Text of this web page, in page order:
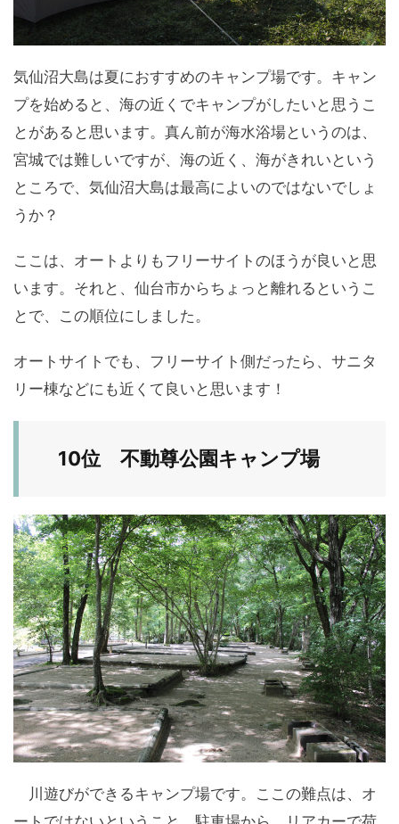
気仙沼大島は夏におすすめのキャンプ場です。キャン
プを始めると、海の近くでキャンプがしたいと思うこ
とがあると思います。真ん前が海水浴場というのは、
宮城では難しいですが、海の近く、海がきれいという
ところで、気仙沼大島は最高によいのではないでしょ
うか？
ここは、オートよりもフリーサイトのほうが良いと思
います。それと、仙台市からちょっと離れるというこ
とで、この順位にしました。
オートサイトでも、フリーサイト側だったら、サニタ
リー棟などにも近くて良いと思います！
10位 不動尊公園キャンプ場
川遊びができるキャンプ場です。ここの難点は、オ